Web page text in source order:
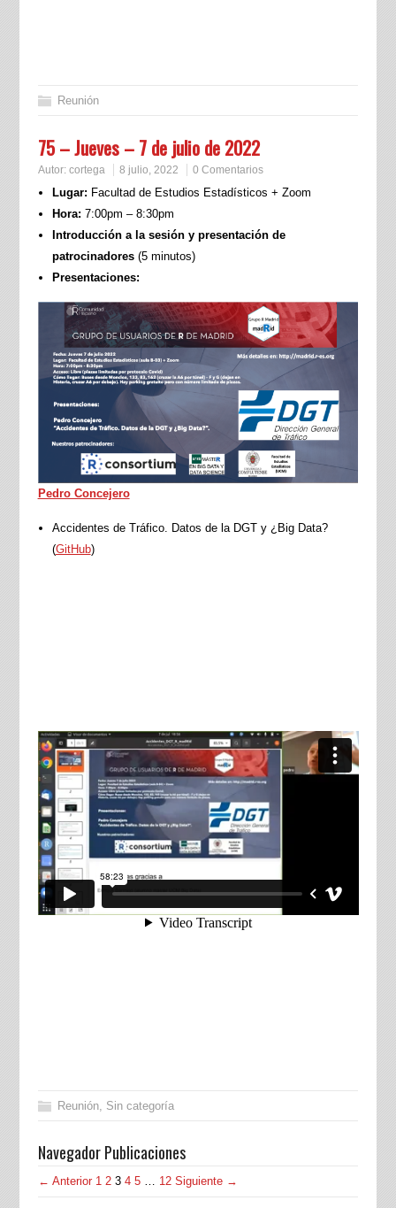
Reunión
75 – Jueves – 7 de julio de 2022
Autor: cortega 8 julio, 2022 0 Comentarios
Lugar: Facultad de Estudios Estadísticos + Zoom
Hora: 7:00pm – 8:30pm
Introducción a la sesión y presentación de
patrocinadores(5 minutos)
Presentaciones:
Pedro Concejero
Accidentes de Tráfico. Datos de la DGT y ¿Big Data?
(GitHub)
Reunión, Sin categoría
Navegador Publicaciones
← Anterior 1 2 3 4 5 12 Siguiente →